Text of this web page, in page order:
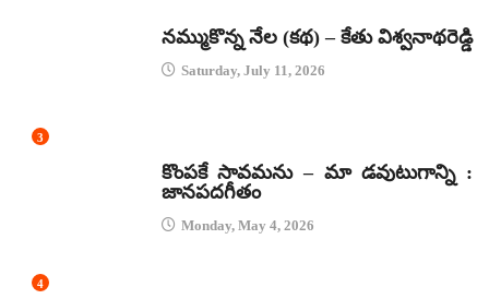
నమ్ముకొన్న నేల (కథ) – కేతు విశ్వనాథరెడ్డి
Saturday, July 11, 2026
3
కొంపకే సావమను – మా డవుటుగాన్ని :
జానపదగీతం
Monday, May 4, 2026
4